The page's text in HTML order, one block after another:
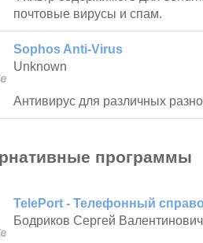
почтовые вирусы и спам.
Sophos Anti-Virus
Unknown
Антивирус для различных
программы
TelePort - Телефонный
Бодриков Сергей Валентинович